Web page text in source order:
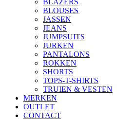
BLOUSES
JASSEN
JEANS
JUMPSUITS
JURKEN
PANTALONS
ROKKEN
SHORTS
TOPS-T-SHIRTS
TRUIEN & VESTEN
MERKEN
OUTLET
CONTACT